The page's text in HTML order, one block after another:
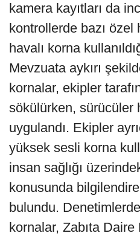
kamera kayıtları da
kontrollerde bazı
havalı korna
Mevzuata aykırı
kornalar, ekipler
sökülürken, sürücüler
uygulandı. Ekipler
yüksek sesli korna
insan sağlığı
konusunda
bulundu.
kornalar, Zabıta Daire